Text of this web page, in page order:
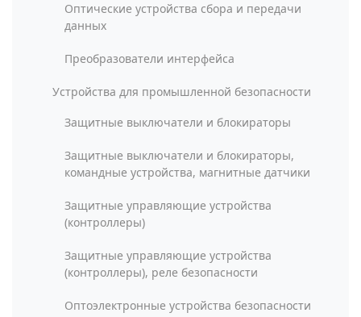
Оптические устройства сбора и передачи
данных
Преобразователи интерфейса
Устройства для промышленной безопасности
Защитные выключатели и блокираторы
Защитные выключатели и блокираторы,
командные устройства, магнитные датчики
Защитные управляющие устройства
(контроллеры)
Защитные управляющие устройства
(контроллеры), реле безопасности
Оптоэлектронные устройства безопасности